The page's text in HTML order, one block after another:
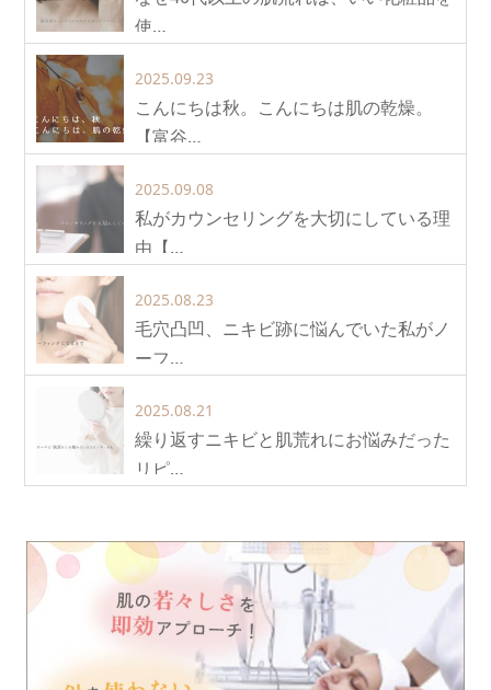
使…
2025.09.23
こんにちは秋。こんにちは肌の乾燥。
【富谷…
2025.09.08
私がカウンセリングを大切にしている理
由【…
2025.08.23
毛穴凸凹、ニキビ跡に悩んでいた私がノ
ーフ…
2025.08.21
繰り返すニキビと肌荒れにお悩みだった
リピ…